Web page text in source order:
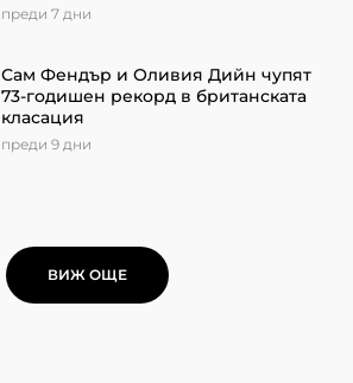
преди 7 дни
Сам Фендър и Оливия Дийн чупят
73-годишен рекорд в британската
класация
преди 9 дни
ВИЖ ОЩЕ